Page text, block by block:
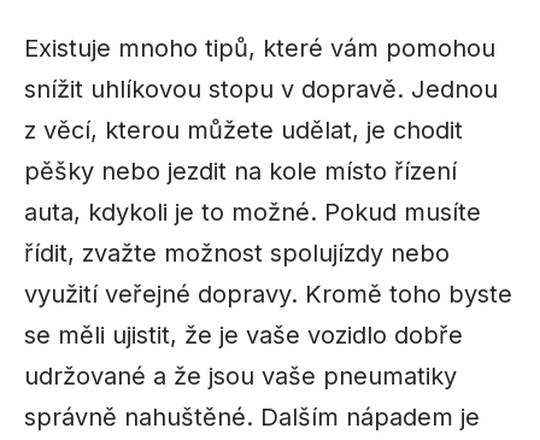
Existuje mnoho tipů, které vám pomohou
snížit uhlíkovou stopu v dopravě. Jednou
z věcí, kterou můžete udělat, je chodit
pěšky nebo jezdit na kole místo řízení
auta, kdykoli je to možné. Pokud musíte
řídit, zvažte možnost spolujízdy nebo
využití veřejné dopravy. Kromě toho byste
se měli ujistit, že je vaše vozidlo dobře
udržované a že jsou vaše pneumatiky
správně nahuštěné. Dalším nápadem je